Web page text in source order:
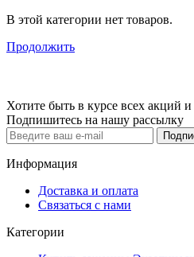
В этой категории нет товаров.
Продолжить
Хотите быть в курсе всех акций
Подпишитесь на нашу рассылку
Информация
Доставка и оплата
Связаться с нами
Категории